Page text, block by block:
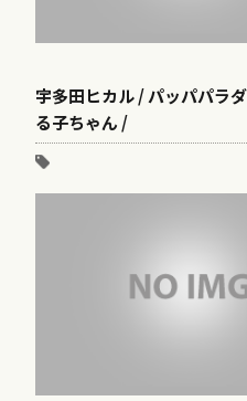
宇多田ヒカル / パッパパラ
る子ちゃん /